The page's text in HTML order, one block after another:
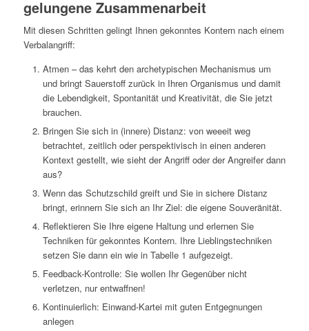
gelungene Zusammenarbeit
Mit diesen Schritten gelingt Ihnen gekonntes Kontern nach einem
Verbalangriff:
Atmen – das kehrt den archetypischen Mechanismus um
und bringt Sauerstoff zurück in Ihren Organismus und damit
die Lebendigkeit, Spontanität und Kreativität, die Sie jetzt
brauchen.
Bringen Sie sich in (innere) Distanz: von weeeit weg
betrachtet, zeitlich oder perspektivisch in einen anderen
Kontext gestellt, wie sieht der Angriff oder der Angreifer dann
aus?
Wenn das Schutzschild greift und Sie in sichere Distanz
bringt, erinnern Sie sich an Ihr Ziel: die eigene Souveränität.
Reflektieren Sie Ihre eigene Haltung und erlernen Sie
Techniken für gekonntes Kontern. Ihre Lieblingstechniken
setzen Sie dann ein wie in Tabelle 1 aufgezeigt.
Feedback-Kontrolle: Sie wollen Ihr Gegenüber nicht
verletzen, nur entwaffnen!
Kontinuierlich: Einwand-Kartei mit guten Entgegnungen
anlegen